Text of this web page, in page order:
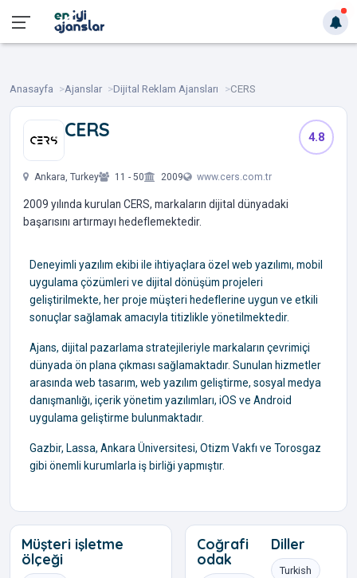
Anasayfa Ajanslar Dijital Reklam Ajansları CERS
CERS 4.8
Ankara, Turkey 11 - 50 2009 www.cers.com.tr
2009 yılında kurulan CERS, markaların dijital dünyadaki
başarısını artırmayı hedeflemektedir.
Deneyimli yazılım ekibi ile ihtiyaçlara özel web yazılımı, mobil
uygulama çözümleri ve dijital dönüşüm projeleri
geliştirilmekte, her proje müşteri hedeflerine uygun ve etkili
sonuçlar sağlamak amacıyla titizlikle yönetilmektedir.
Ajans, dijital pazarlama stratejileriyle markaların çevrimiçi
dünyada ön plana çıkması sağlamaktadır. Sunulan hizmetler
arasında web tasarım, web yazılım geliştirme, sosyal medya
danışmanlığı, içerik yönetim yazılımları, iOS ve Android
uygulama geliştirme bulunmaktadır.
Gazbir, Lassa, Ankara Üniversitesi, Otizm Vakfı ve Torosgaz
gibi önemli kurumlarla iş birliği yapmıştır.
Müşteri işletme
ölçeği
Coğrafi
odak
Diller
Turkish